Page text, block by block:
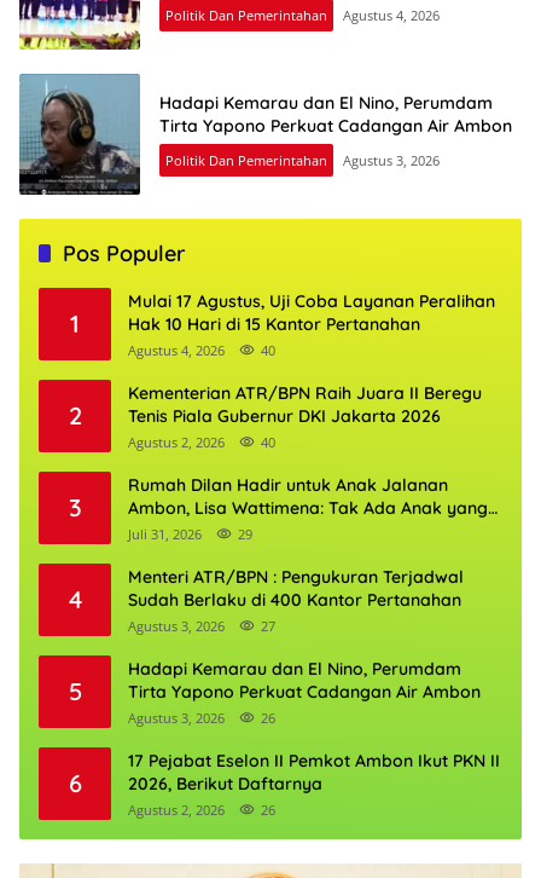
Politik Dan Pemerintahan Agustus 4, 2026
Hadapi Kemarau dan El Nino, Perumdam
Tirta Yapono Perkuat Cadangan Air Ambon
Politik Dan Pemerintahan Agustus 3, 2026
Pos Populer
1
Mulai 17 Agustus, Uji Coba Layanan Peralihan
Hak 10 Hari di 15 Kantor Pertanahan
Agustus 4, 2026 40
2
Kementerian ATR/BPN Raih Juara II Beregu
Tenis Piala Gubernur DKI Jakarta 2026
Agustus 2, 2026 40
3
Rumah Dilan Hadir untuk Anak Jalanan
Ambon, Lisa Wattimena: Tak Ada Anak yang
Boleh Kehilangan Masa Depannya
Juli 31, 2026 29
4
Menteri ATR/BPN : Pengukuran Terjadwal
Sudah Berlaku di 400 Kantor Pertanahan
Agustus 3, 2026 27
5
Hadapi Kemarau dan El Nino, Perumdam
Tirta Yapono Perkuat Cadangan Air Ambon
Agustus 3, 2026 26
6
17 Pejabat Eselon II Pemkot Ambon Ikut PKN II
2026, Berikut Daftarnya
Agustus 2, 2026 26